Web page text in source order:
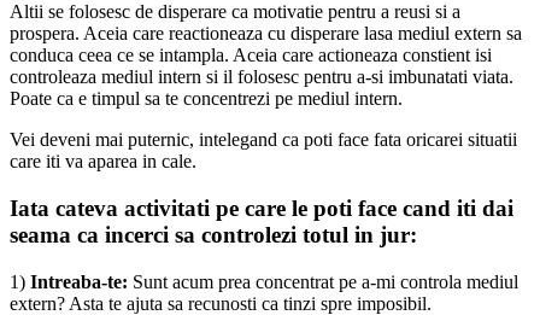
Altii se folosesc de disperare ca motivatie pentru a reusi si a
prospera. Aceia care reactioneaza cu disperare lasa mediul extern sa
conduca ceea ce se intampla. Aceia care actioneaza constient isi
controleaza mediul intern si il folosesc pentru a-si imbunatati viata.
Poate ca e timpul sa te concentrezi pe mediul intern.
Vei deveni mai puternic, intelegand ca poti face fata oricarei situatii
care iti va aparea in cale.
Iata cateva activitati pe care le poti face cand iti dai
seama ca incerci sa controlezi totul in jur:
1) Intreaba-te: Sunt acum prea concentrat pe a-mi controla mediul
extern? Asta te ajuta sa recunosti ca tinzi spre imposibil.